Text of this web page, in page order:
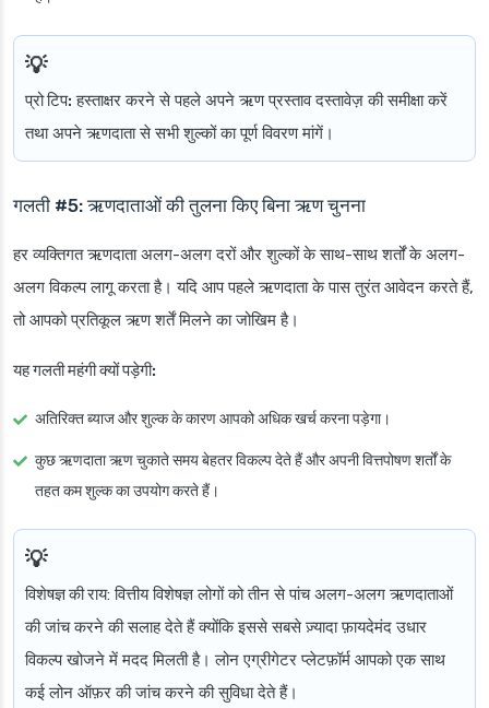
प्रो टिप: हस्ताक्षर करने से पहले अपने ऋण प्रस्ताव दस्तावेज़ की समीक्षा करें
तथा अपने ऋणदाता से सभी शुल्कों का पूर्ण विवरण मांगें।
गलती #5: ऋणदाताओं की तुलना किए बिना ऋण चुनना
हर व्यक्तिगत ऋणदाता अलग-अलग दरों और शुल्कों के साथ-साथ शर्तों के अलग-
अलग विकल्प लागू करता है। यदि आप पहले ऋणदाता के पास तुरंत आवेदन करते हैं,
तो आपको प्रतिकूल ऋण शर्तें मिलने का जोखिम है।
यह गलती महंगी क्यों पड़ेगी:
अतिरिक्त ब्याज और शुल्क के कारण आपको अधिक खर्च करना पड़ेगा।
कुछ ऋणदाता ऋण चुकाते समय बेहतर विकल्प देते हैं और अपनी वित्तपोषण शर्तों के
तहत कम शुल्क का उपयोग करते हैं।
विशेषज्ञ की राय: वित्तीय विशेषज्ञ लोगों को तीन से पांच अलग-अलग ऋणदाताओं
की जांच करने की सलाह देते हैं क्योंकि इससे सबसे ज़्यादा फ़ायदेमंद उधार
विकल्प खोजने में मदद मिलती है। लोन एग्रीगेटर प्लेटफ़ॉर्म आपको एक साथ
कई लोन ऑफ़र की जांच करने की सुविधा देते हैं।